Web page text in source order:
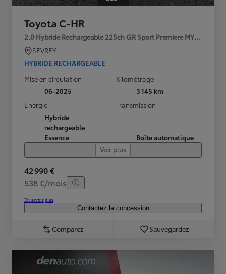
Toyota C-HR
2.0 Hybride Rechargeable 225ch GR Sport Premiere MY25
SEVREY
HYBRIDE RECHARGEABLE
Mise en circulation
06-2025
Kilométrage
3 145 km
Energie
Hybride
rechargeable
Essence
Transmission
Boîte automatique
Voir plus
42 990 €
538 €/mois
En savoir plus
Contactez la concession
Comparez Sauvegardez